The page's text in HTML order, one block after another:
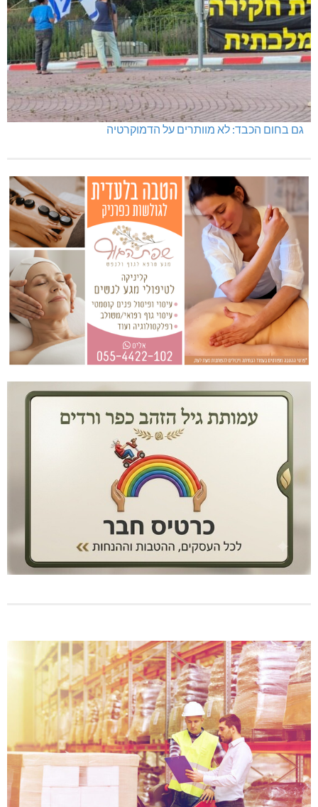
גם בחום הכבד: לא מוותרים על הדמוקרטיה